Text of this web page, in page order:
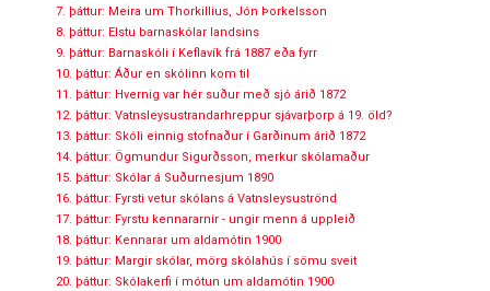
7. þáttur: Meira um Thorkillius, Jón Þorkelsson
8. þáttur: Elstu barnaskólar landsins
9. þáttur: Barnaskóli í Keflavík frá 1887 eða fyrr
10. þáttur: Áður en skólinn kom til
11. þáttur: Hvernig var hér suður með sjó árið 1872
12. þáttur: Vatnsleysustrandarhreppur sjávarþorp á 19. öld?
13. þáttur: Skóli einnig stofnaður í Garðinum árið 1872
14. þáttur: Ögmundur Sigurðsson, merkur skólamaður
15. þáttur: Skólar á Suðurnesjum 1890
16. þáttur: Fyrsti vetur skólans á Vatnsleysuströnd
17. þáttur: Fyrstu kennararnir - ungir menn á uppleið
18. þáttur: Kennarar um aldamótin 1900
19. þáttur: Margir skólar, mörg skólahús í sömu sveit
20. þáttur: Skólakerfi í mótun um aldamótin 1900